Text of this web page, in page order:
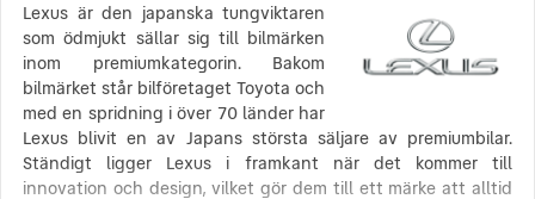
Lexus är den japanska tungviktaren
som ödmjukt sällar sig till bilmärken
inom premiumkategorin. Bakom
bilmärket står bilföretaget Toyota och
med en spridning i över 70 länder har
Lexus blivit en av Japans största säljare av premiumbilar.
Ständigt ligger Lexus i framkant när det kommer till
innovation och design, vilket gör dem till ett märke att alltid